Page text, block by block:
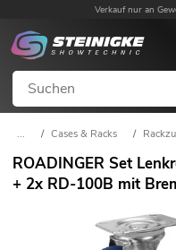
Verkauf nur an
... / Cases & Racks /
ROADINGER Set
+ 2x RD-100B mit